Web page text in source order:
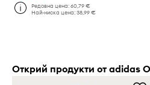
Редовна цена:60,79 €
Най-ниска цена:38,99 €
Открий продукти от adidas